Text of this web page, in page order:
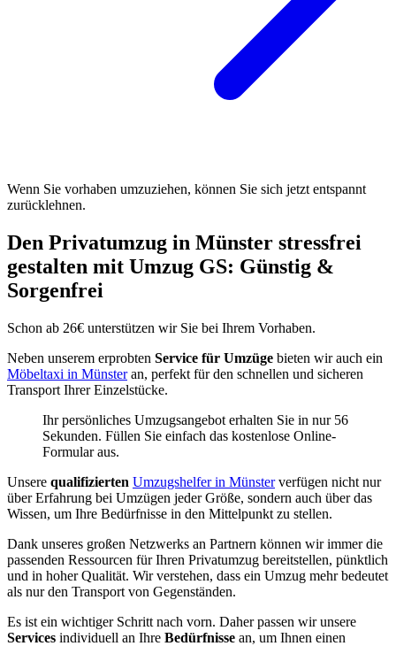
Wenn Sie vorhaben umzuziehen, können Sie sich jetzt entspannt
zurücklehnen.
Den Privatumzug in Münster stressfrei
gestalten mit Umzug GS: Günstig &
Sorgenfrei
Schon ab 26€ unterstützen wir Sie bei Ihrem Vorhaben.
Neben unserem erprobten Service für Umzüge bieten wir auch ein
Möbeltaxi in Münsteran, perfekt für den schnellen und sicheren
Transport Ihrer Einzelstücke.
Ihr persönliches Umzugsangebot erhalten Sie in nur 56
Sekunden. Füllen Sie einfach das kostenlose Online-
Formular aus.
Unsere qualifizierten Umzugshelfer in Münsterverfügen nicht nur
über Erfahrung bei Umzügen jeder Größe, sondern auch über das
Wissen, um Ihre Bedürfnisse in den Mittelpunkt zu stellen.
Dank unseres großen Netzwerks an Partnern können wir immer die
passenden Ressourcen für Ihren Privatumzug bereitstellen, pünktlich
und in hoher Qualität. Wir verstehen, dass ein Umzug mehr bedeutet
als nur den Transport von Gegenständen.
Es ist ein wichtiger Schritt nach vorn. Daher passen wir unsere
Services individuell an Ihre Bedürfnisse an, um Ihnen einen